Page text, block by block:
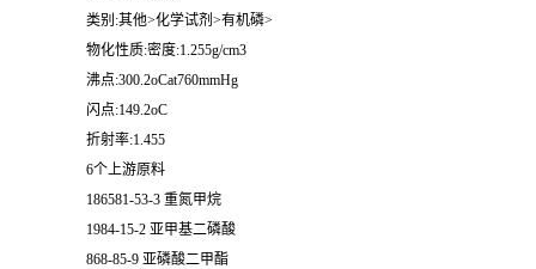
类别:其他>化学试剂>有机磷>
物化性质:密度:1.255g/cm3
沸点:300.2oCat760mmHg
闪点:149.2oC
折射率:1.455
6个上游原料
186581-53-3 重氮甲烷
1984-15-2 亚甲基二磷酸
868-85-9 亚磷酸二甲酯